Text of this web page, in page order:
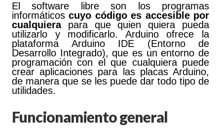
El software libre son los programas
informáticoscuyo código es accesible por
cualquiera para que quien quiera pueda
utilizarlo y modificarlo. Arduino ofrece la
plataforma Arduino IDE (Entorno de
Desarrollo Integrado), que es un entorno de
programación con el que cualquiera puede
crear aplicaciones para las placas Arduino,
de manera que se les puede dar todo tipo de
utilidades.
Funcionamiento general